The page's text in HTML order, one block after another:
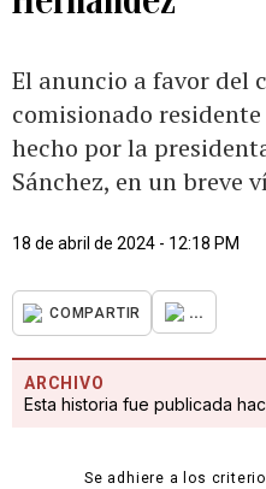
El anuncio a favor del
comisionado
hecho por la
Sánchez, en un breve
18 de abril de 2024 - 12:18 PM
COMPARTIR ...
ARCHIVO
Esta historia fue publicada
Se adhiere a los